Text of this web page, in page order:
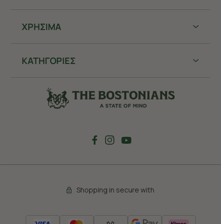
ΧΡHΣΙΜΑ
ΚΑΤΗΓΟΡΙΕΣ
Shopping in secure with